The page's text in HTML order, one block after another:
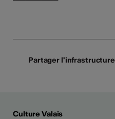
Partager l'infrastructure
Culture Valais